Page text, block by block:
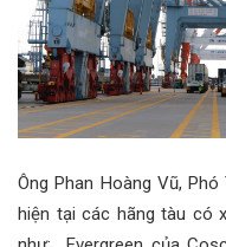
Ông Phan Hoàng Vũ,
hiện tại các hãng tàu có